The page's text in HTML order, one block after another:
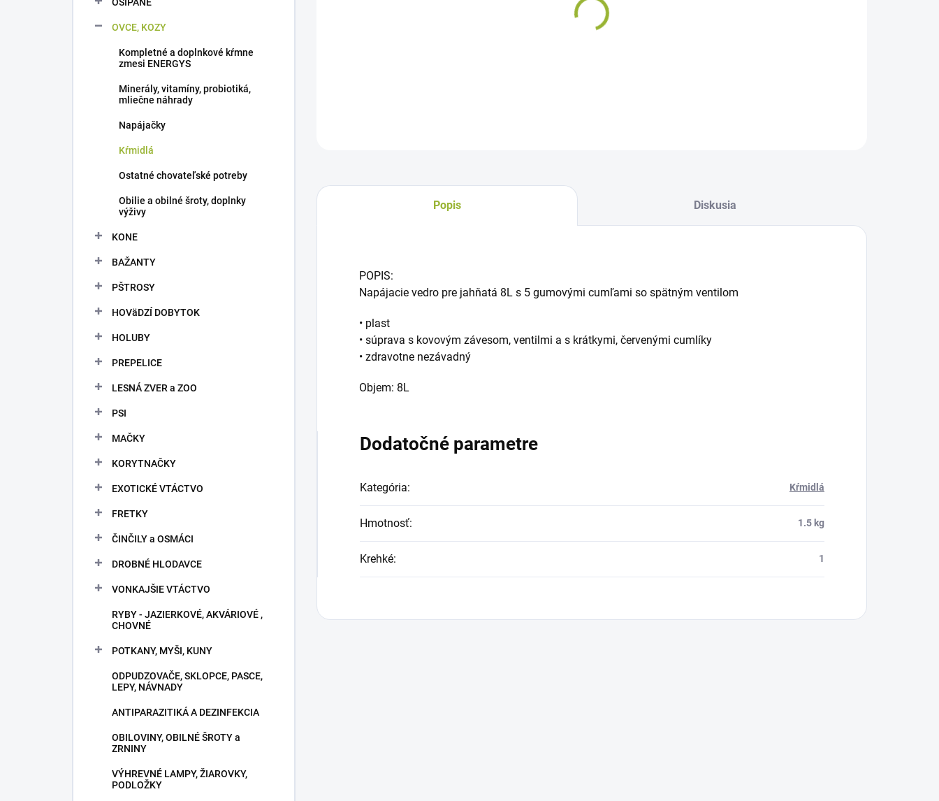
OVCE, KOZY
Kompletné a doplnkové kŕmne
zmesi ENERGYS
Minerály, vitamíny, probiotiká,
mliečne náhrady
Napájačky
Kŕmidlá
Ostatné chovateľské potreby
Obilie a obilné šroty, doplnky
výživy
KONE
BAŽANTY
PŠTROSY
HOVäDZÍ DOBYTOK
HOLUBY
PREPELICE
LESNÁ ZVER a ZOO
PSI
MAČKY
KORYTNAČKY
EXOTICKÉ VTÁCTVO
FRETKY
ČINČILY a OSMÁCI
DROBNÉ HLODAVCE
VONKAJŠIE VTÁCTVO
RYBY - JAZIERKOVÉ, AKVÁRIOVÉ ,
CHOVNÉ
POTKANY, MYŠI, KUNY
ODPUDZOVAČE, SKLOPCE, PASCE,
LEPY, NÁVNADY
ANTIPARAZITIKÁ A DEZINFEKCIA
OBILOVINY, OBILNÉ ŠROTY a
ZRNINY
VÝHREVNÉ LAMPY, ŽIAROVKY,
PODLOŽKY
Popis Diskusia
POPIS:
Napájacie vedro pre jahňatá 8L s 5 gumovými cumľami so spätným ventilom
• plast
• súprava s kovovým závesom, ventilmi a s krátkymi, červenými cumlíky
• zdravotne nezávadný
Objem: 8L
Dodatočné parametre
Kategória: Kŕmidlá
Hmotnosť: 1.5 kg
Krehké: 1